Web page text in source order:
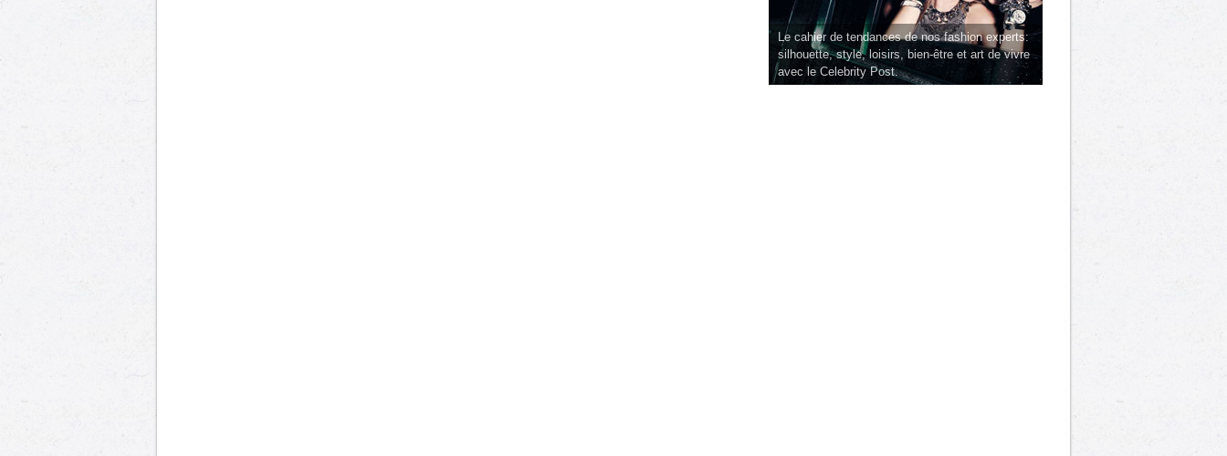
Le cahier de tendances de nos fashion experts:
silhouette, style, loisirs, bien-être et art de vivre
avec le Celebrity Post.